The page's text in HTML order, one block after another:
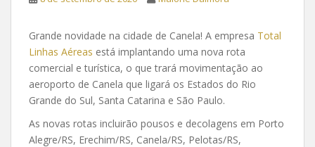
Grande novidade na cidade de Canela! A empresa Total
Linhas Aéreas está implantando uma nova rota
comercial e turística, o que trará movimentação ao
aeroporto de Canela que ligará os Estados do Rio
Grande do Sul, Santa Catarina e São Paulo.
As novas rotas incluirão pousos e decolagens em Porto
Alegre/RS, Erechim/RS, Canela/RS, Pelotas/RS,